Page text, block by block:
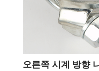
오른쪽 시계 방향